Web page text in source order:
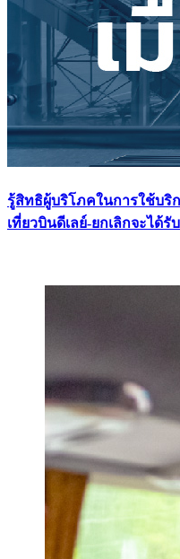
รู้สิทธิผู้บริโภคในการใช้บริ
เที่ยวบินดีเลย์-ยกเลิกจะได้รั